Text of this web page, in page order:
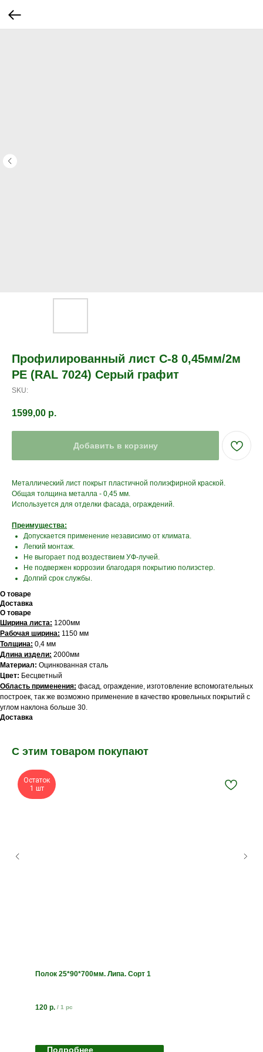
Профилированный лист С-8 0,45мм/2м
PE (RAL 7024) Серый графит
SKU:
1599,00 р.
Добавить в корзину
Металлический лист покрыт пластичной полиэфирной краской.
Общая толщина металла - 0,45 мм.
Используется для отделки фасада, ограждений.
Преимущества:
Допускается применение независимо от климата.
Легкий монтаж.
Не выгорает под воздествием УФ-лучей.
Не подвержен коррозии благодаря покрытию полиэстер.
Долгий срок службы.
О товаре
Доставка
О товаре
Ширина листа: 1200мм
Рабочая ширина: 1150 мм
Толщина: 0,4 мм
Длина издели: 2000мм
Материал: Оцинкованная сталь
Цвет: Бесцветный
Область применения: фасад, ограждение, изготовление вспомогательных
построек, так же возможно применение в качество кровельных покрытий с
углом наклона больше 30.
Доставка
С этим товаром покупают
Остаток
1 шт
Полок 25*90*700мм. Липа. Сорт 1
120 р. / 1 pc
Подробнее